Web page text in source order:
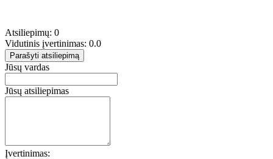
Atsiliepimų: 0
Vidutinis įvertinimas: 0.0
Parašyti atsiliepimą
Jūsų vardas
Jūsų atsiliepimas
Įvertinimas: